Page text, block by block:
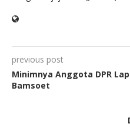
previous post
Minimnya Anggota DPR
Bamsoet